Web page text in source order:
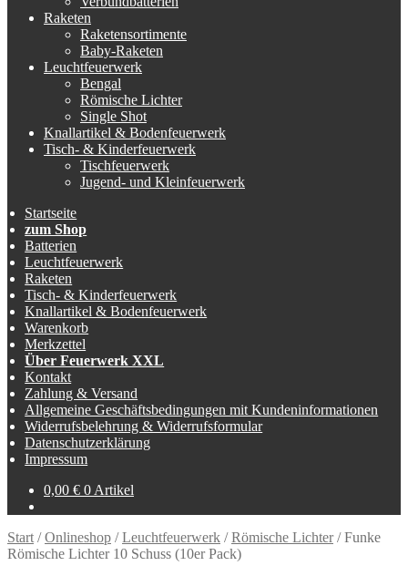
Raketen
Raketensortimente
Baby-Raketen
Leuchtfeuerwerk
Bengal
Römische Lichter
Single Shot
Knallartikel & Bodenfeuerwerk
Tisch- & Kinderfeuerwerk
Tischfeuerwerk
Jugend- und Kleinfeuerwerk
Startseite
zum Shop
Batterien
Leuchtfeuerwerk
Raketen
Tisch- & Kinderfeuerwerk
Knallartikel & Bodenfeuerwerk
Warenkorb
Merkzettel
Über Feuerwerk XXL
Kontakt
Zahlung & Versand
Allgemeine Geschäftsbedingungen mit Kundeninformationen
Widerrufsbelehrung & Widerrufsformular
Datenschutzerklärung
Impressum
0,00 € 0 Artikel
Start /Onlineshop /Leuchtfeuerwerk /Römische Lichter/Funke
Römische Lichter 10 Schuss (10er Pack)